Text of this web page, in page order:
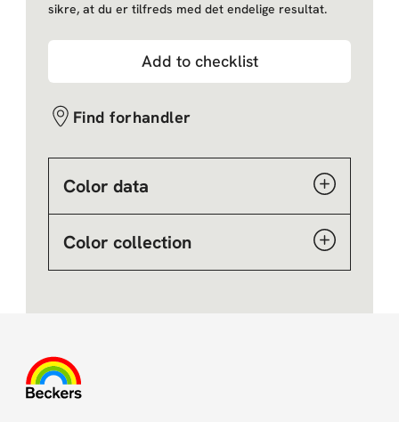
sikre, at du er tilfreds med det endelige resultat.
Add to checklist
Find forhandler
Color data
Color collection